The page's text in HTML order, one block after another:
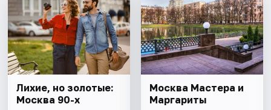
Лихие, но золотые:
Москва 90-х
Москва Мастера и
Маргариты